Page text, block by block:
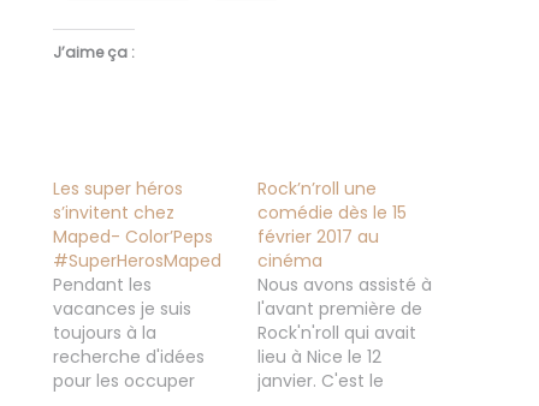
J’aime ça :
Les super héros
s’invitent chez
Maped- Color’Peps
#SuperHerosMaped
Pendant les
vacances je suis
toujours à la
recherche d'idées
pour les occuper
Rock’n’roll une
comédie dès le 15
février 2017 au
cinéma
Nous avons assisté à
l'avant première de
Rock'n'roll qui avait
lieu à Nice le 12
janvier. C'est le